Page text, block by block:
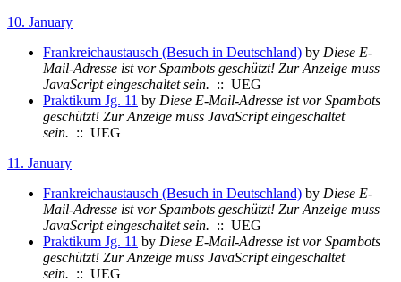
10. January
Frankreichaustausch (Besuch in Deutschland) by Diese E-
Mail-Adresse ist vor Spambots geschützt! Zur Anzeige muss
JavaScript eingeschaltet sein. :: UEG
Praktikum Jg. 11 by Diese E-Mail-Adresse ist vor Spambots
geschützt! Zur Anzeige muss JavaScript eingeschaltet
sein. :: UEG
11. January
Frankreichaustausch (Besuch in Deutschland) by Diese E-
Mail-Adresse ist vor Spambots geschützt! Zur Anzeige muss
JavaScript eingeschaltet sein. :: UEG
Praktikum Jg. 11 by Diese E-Mail-Adresse ist vor Spambots
geschützt! Zur Anzeige muss JavaScript eingeschaltet
sein. :: UEG